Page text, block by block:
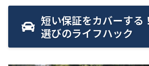
短い保証をカバーする
選びのライフハック